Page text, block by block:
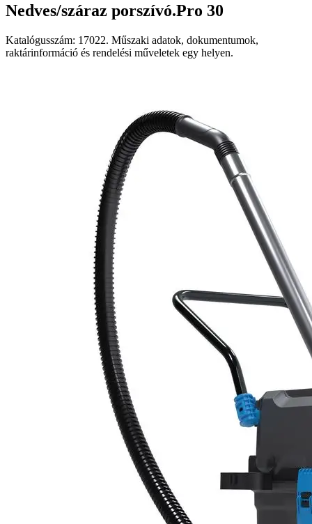
Nedves/száraz porszívó.Pro 30
Katalógusszám: 17022. Műszaki adatok, dokumentumok,
raktárinformáció és rendelési műveletek egy helyen.